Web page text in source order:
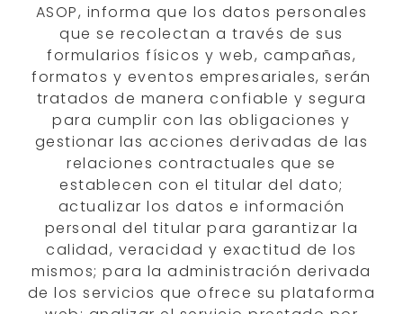
ASOP, informa que los datos personales
que se recolectan a través de sus
formularios físicos y web, campañas,
formatos y eventos empresariales, serán
tratados de manera confiable y segura
para cumplir con las obligaciones y
gestionar las acciones derivadas de las
relaciones contractuales que se
establecen con el titular del dato;
actualizar los datos e información
personal del titular para garantizar la
calidad, veracidad y exactitud de los
mismos; para la administración derivada
de los servicios que ofrece su plataforma